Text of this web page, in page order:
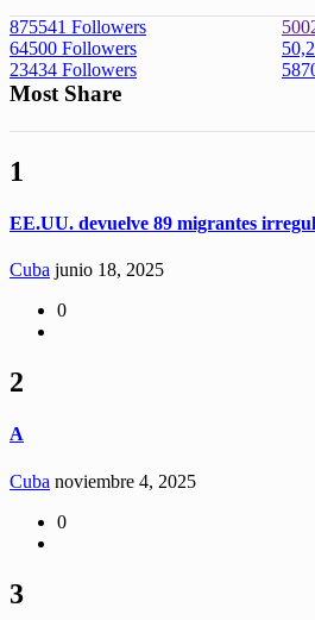
875541 Followers
64500 Followers
23434 Followers
Most Share
1
EE.UU. devuelve 89 migrantes
Cuba junio 18, 2025
0
2
A
Cuba noviembre 4, 2025
0
3